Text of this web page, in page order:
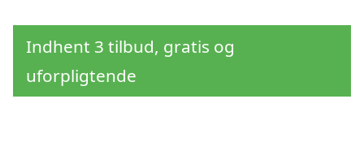
Indhent 3 tilbud, gratis og
uforpligtende